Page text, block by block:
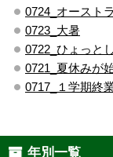
0724_オースト
0723_大暑
0722_ひょっと
0721_夏休みが
0717_１学期終
年別一覧